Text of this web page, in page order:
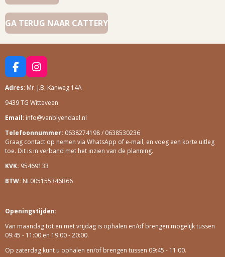
GA TERUG NAAR CATTERY
F
A
C
E
B
O
O
K
I
N
S
T
A
G
A
M
Adres: Mr. J.B. Kanweg 14A
9439 TG Witteveen
Email: info@vanblyendael.nl
Telefoonnummer: 0638274198 / 0638530236
Graag contact op nemen via WhatsApp of e-mail, en voeg een korte uitleg
toe. Dit is in verband met het inzien van de planning.
KVK: 95469133
BTW: NL005155346B66
Openingstijden:
Van maandag tot en met vrijdag is ophalen en/of brengen mogelijk tussen
09:45 - 11:00 en 19:00 - 20:00.
Op zaterdag kunt u ophalen en/of brengen tussen 09:45 - 11:00.